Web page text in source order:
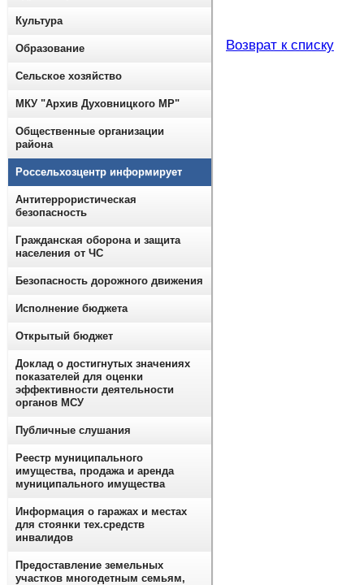
Возврат к списку
Культура
Образование
Сельское хозяйство
МКУ "Архив Духовницкого МР"
Общественные организации
района
Россельхозцентр информирует
Антитеррористическая
безопасность
Гражданская оборона и защита
населения от ЧС
Безопасность дорожного движения
Исполнение бюджета
Открытый бюджет
Доклад о достигнутых значениях
показателей для оценки
эффективности деятельности
органов МСУ
Публичные слушания
Реестр муниципального
имущества, продажа и аренда
муниципального имущества
Информация о гаражах и местах
для стоянки тех.средств
инвалидов
Предоставление земельных
участков многодетным семьям,